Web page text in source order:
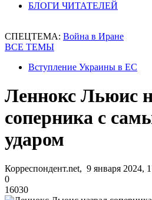
БЛОГИ ЧИТАТЕЛЕЙ
СПЕЦТЕМА: Война в Иране
ВСЕ ТЕМЫ
Вступление Украины в ЕС
Леннокс Льюис
соперника с
ударом
Корреспондент.net, 9 января 2024,
0
16030